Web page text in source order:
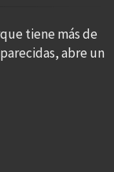
tiene más de
abre un